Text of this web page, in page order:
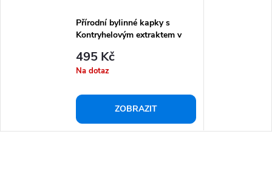
Přírodní bylinné kapky s
Kontryhelovým extraktem v
495 Kč
Na dotaz
ZOBRAZIT